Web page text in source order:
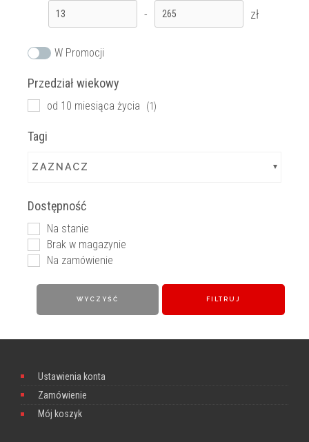
- zł
W Promocji
Przedział wiekowy
od 10 miesiąca życia (1)
Tagi
ZAZNACZ
Dostępność
Na stanie
Brak w magazynie
Na zamówienie
FILTRUJ
WYCZYŚĆ
Ustawienia konta
Zamówienie
Mój koszyk